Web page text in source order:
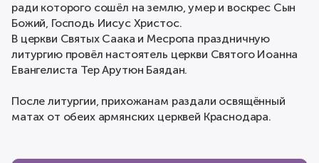
ради которого сошёл на землю, умер и воскрес Сын
Божий, Господь Иисус Христос.
В церкви Святых Саака и Месропа праздничную
литургию провёл настоятель церкви Святого Иоанна
Евангелиста Тер Арутюн Баядан.
После литургии, прихожанам раздали освящённый
матах от обеих армянских церквей Краснодара.